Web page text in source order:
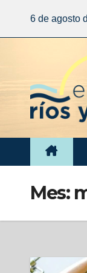
6 de agosto
Mes: